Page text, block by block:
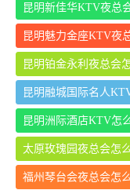
昆明新佳华KTV夜总
昆明魅力金座KTV夜
昆明铂金永利夜总会
昆明融城国际名人
昆明洲际酒店KTV怎
太原玫瑰园夜总会怎
福州琴台会夜总会怎